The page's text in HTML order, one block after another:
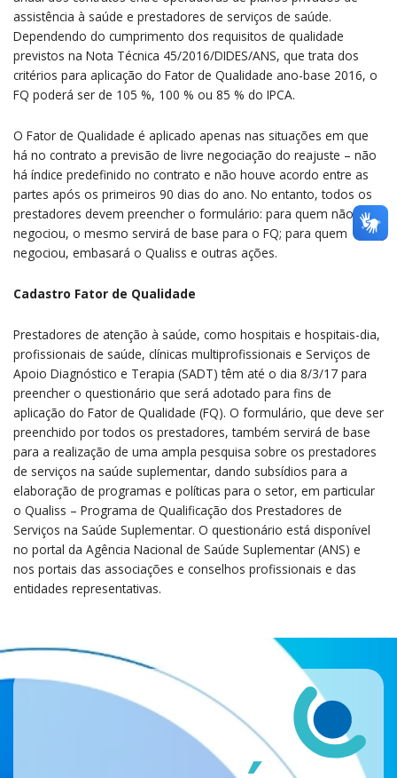
assistência à saúde e prestadores de serviços de saúde.
Dependendo do cumprimento dos requisitos de qualidade
previstos na Nota Técnica 45/2016/DIDES/ANS, que trata dos
critérios para aplicação do Fator de Qualidade ano-base 2016, o
FQ poderá ser de 105 %, 100 % ou 85 % do IPCA.
O Fator de Qualidade é aplicado apenas nas situações em que
há no contrato a previsão de livre negociação do reajuste – não
há índice predefinido no contrato e não houve acordo entre as
partes após os primeiros 90 dias do ano. No entanto, todos os
prestadores devem preencher o formulário: para quem não
negociou, o mesmo servirá de base para o FQ; para quem
negociou, embasará o Qualiss e outras ações.
Cadastro Fator de Qualidade
Prestadores de atenção à saúde, como hospitais e hospitais-dia,
profissionais de saúde, clínicas multiprofissionais e Serviços de
Apoio Diagnóstico e Terapia (SADT) têm até o dia 8/3/17 para
preencher o questionário que será adotado para fins de
aplicação do Fator de Qualidade (FQ). O formulário, que deve ser
preenchido por todos os prestadores, também servirá de base
para a realização de uma ampla pesquisa sobre os prestadores
de serviços na saúde suplementar, dando subsídios para a
elaboração de programas e políticas para o setor, em particular
o Qualiss – Programa de Qualificação dos Prestadores de
Serviços na Saúde Suplementar. O questionário está disponível
no portal da Agência Nacional de Saúde Suplementar (ANS) e
nos portais das associações e conselhos profissionais e das
entidades representativas.